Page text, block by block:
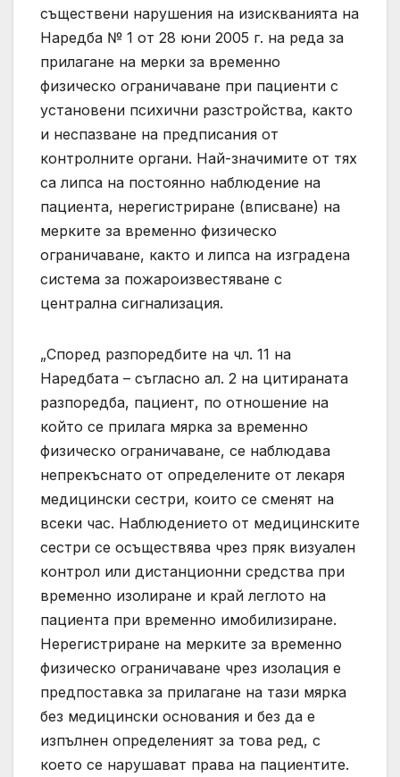
съществени нарушения на изискванията на
Наредба № 1 от 28 юни 2005 г. на реда за
прилагане на мерки за временно
физическо ограничаване при пациенти с
установени психични разстройства, както
и неспазване на предписания от
контролните органи. Най-значимите от тях
са липса на постоянно наблюдение на
пациента, нерегистриране (вписване) на
мерките за временно физическо
ограничаване, както и липса на изградена
система за пожароизвестяване с
централна сигнализация.
„Според разпоредбите на чл. 11 на
Наредбата – съгласно ал. 2 на цитираната
разпоредба, пациент, по отношение на
който се прилага мярка за временно
физическо ограничаване, се наблюдава
непрекъснато от определените от лекаря
медицински сестри, които се сменят на
всеки час. Наблюдението от медицинските
сестри се осъществява чрез пряк визуален
контрол или дистанционни средства при
временно изолиране и край леглото на
пациента при временно имобилизиране.
Нерегистриране на мерките за временно
физическо ограничаване чрез изолация е
предпоставка за прилагане на тази мярка
без медицински основания и без да е
изпълнен определеният за това ред, с
което се нарушават права на пациентите.